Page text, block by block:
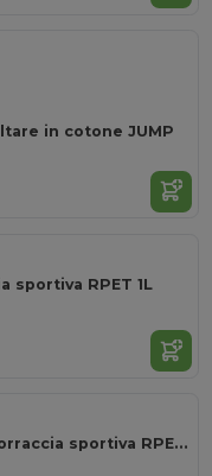
in cotone JUMP
sportiva RPET 1L
ISFORDEN MARK Borraccia sportiva RPET 1L